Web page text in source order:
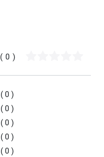
(0)
0
0
0
0
0